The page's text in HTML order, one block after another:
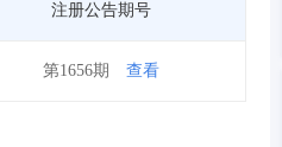
注册公告期号
第1656期 查看